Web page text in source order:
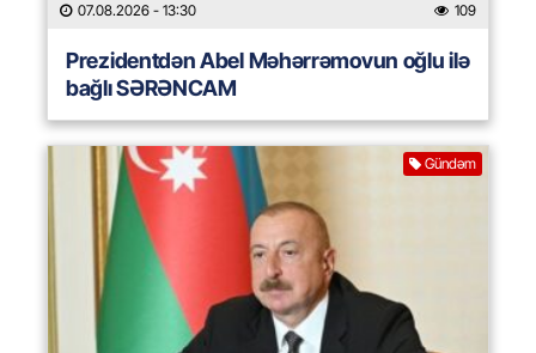
07.08.2026 - 13:30 109
Prezidentdən Abel Məhərrəmovun oğlu ilə
bağlı SƏRƏNCAM
Gündəm